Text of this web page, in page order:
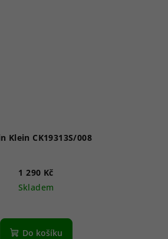
Klein CK19313S/008
1 290 Kč
Skladem
Do košíku